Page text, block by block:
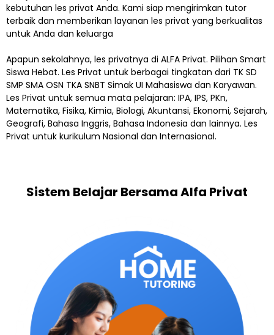
kebutuhan les privat Anda. Kami siap mengirimkan tutor
terbaik dan memberikan layanan les privat yang berkualitas
untuk Anda dan keluarga
Apapun sekolahnya, les privatnya di ALFA Privat. Pilihan Smart
Siswa Hebat. Les Privat untuk berbagai tingkatan dari TK SD
SMP SMA OSN TKA SNBT Simak UI Mahasiswa dan Karyawan.
Les Privat untuk semua mata pelajaran: IPA, IPS, PKn,
Matematika, Fisika, Kimia, Biologi, Akuntansi, Ekonomi, Sejarah,
Geografi, Bahasa Inggris, Bahasa Indonesia dan lainnya. Les
Privat untuk kurikulum Nasional dan Internasional.
Sistem Belajar Bersama Alfa Privat